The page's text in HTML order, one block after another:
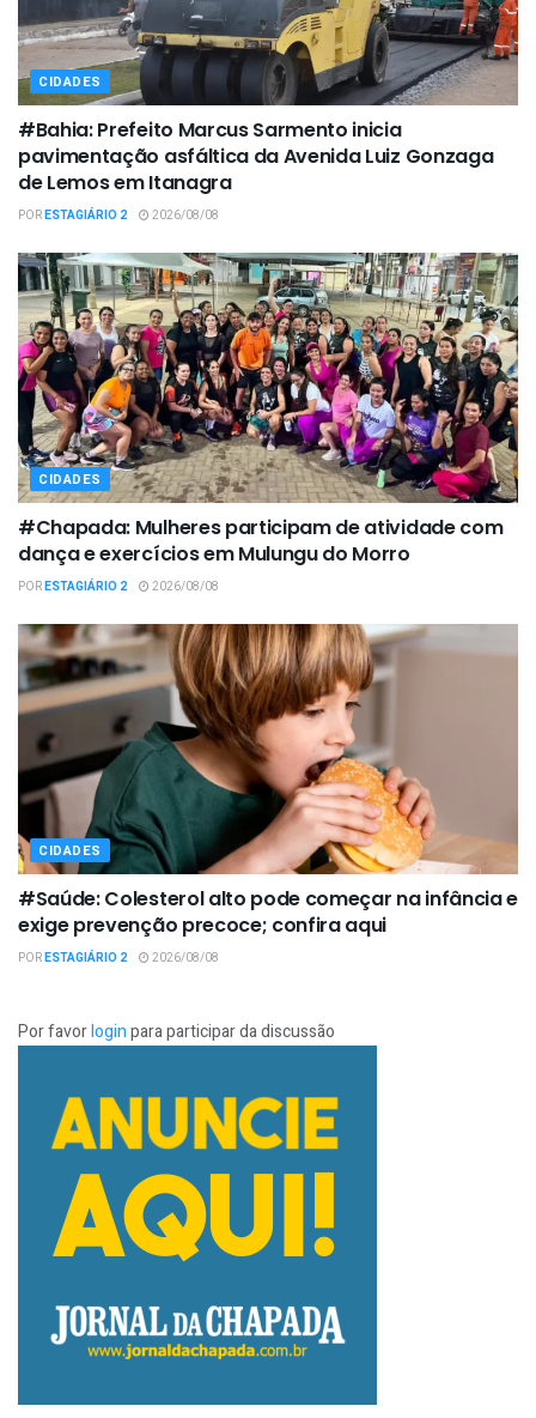
CIDADES
#Bahia: Prefeito Marcus Sarmento inicia
pavimentação asfáltica da Avenida Luiz Gonzaga
de Lemos em Itanagra
PORESTAGIÁRIO 2 2026/08/08
CIDADES
#Chapada: Mulheres participam de atividade com
dança e exercícios em Mulungu do Morro
PORESTAGIÁRIO 2 2026/08/08
CIDADES
#Saúde: Colesterol alto pode começar na infância e
exige prevenção precoce; confira aqui
PORESTAGIÁRIO 2 2026/08/08
Por favorloginpara participar da discussão